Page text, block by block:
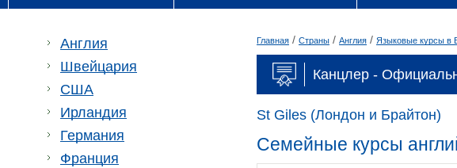
Англия
Швейцария
США
Ирландия
Германия
Франция
Главная / Страны / Англия / Языковые курсы в
Канцлер -
St Giles (Лондон и Брайтон)
Семейные курсы